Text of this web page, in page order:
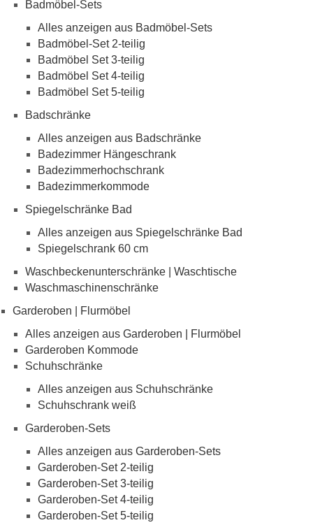
Badmöbel-Sets
Alles anzeigen aus Badmöbel-Sets
Badmöbel-Set 2-teilig
Badmöbel Set 3-teilig
Badmöbel Set 4-teilig
Badmöbel Set 5-teilig
Badschränke
Alles anzeigen aus Badschränke
Badezimmer Hängeschrank
Badezimmerhochschrank
Badezimmerkommode
Spiegelschränke Bad
Alles anzeigen aus Spiegelschränke Bad
Spiegelschrank 60 cm
Waschbeckenunterschränke | Waschtische
Waschmaschinenschränke
Garderoben | Flurmöbel
Alles anzeigen aus Garderoben | Flurmöbel
Garderoben Kommode
Schuhschränke
Alles anzeigen aus Schuhschränke
Schuhschrank weiß
Garderoben-Sets
Alles anzeigen aus Garderoben-Sets
Garderoben-Set 2-teilig
Garderoben-Set 3-teilig
Garderoben-Set 4-teilig
Garderoben-Set 5-teilig